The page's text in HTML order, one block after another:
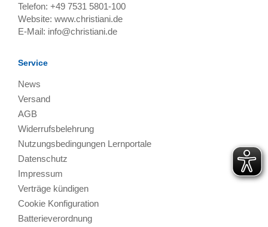
Telefon: +49 7531 5801-100
Website: www.christiani.de
E-Mail: info@christiani.de
Service
News
Versand
AGB
Widerrufsbelehrung
Nutzungsbedingungen Lernportale
Datenschutz
Impressum
Verträge kündigen
Cookie Konfiguration
Batterieverordnung